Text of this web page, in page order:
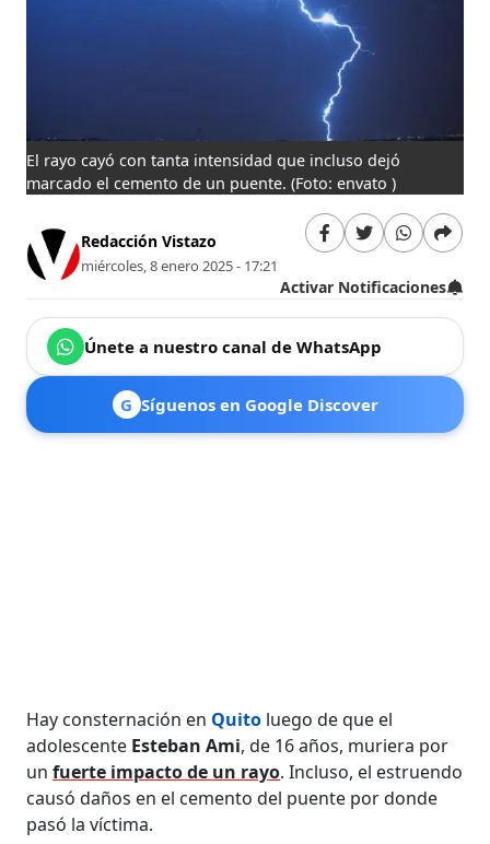
El rayo cayó con tanta intensidad que incluso dejó
marcado el cemento de un puente.(Foto: envato )
Redacción Vistazo
miércoles, 8 enero 2025 - 17:21
Activar Notificaciones
Únete a nuestro canal de WhatsApp
G Síguenos en Google Discover
Hay consternación en Quito luego de que el
adolescente Esteban Ami, de 16 años, muriera por
unfuerte impacto de un rayo. Incluso, el estruendo
causó daños en el cemento del puente por donde
pasó la víctima.